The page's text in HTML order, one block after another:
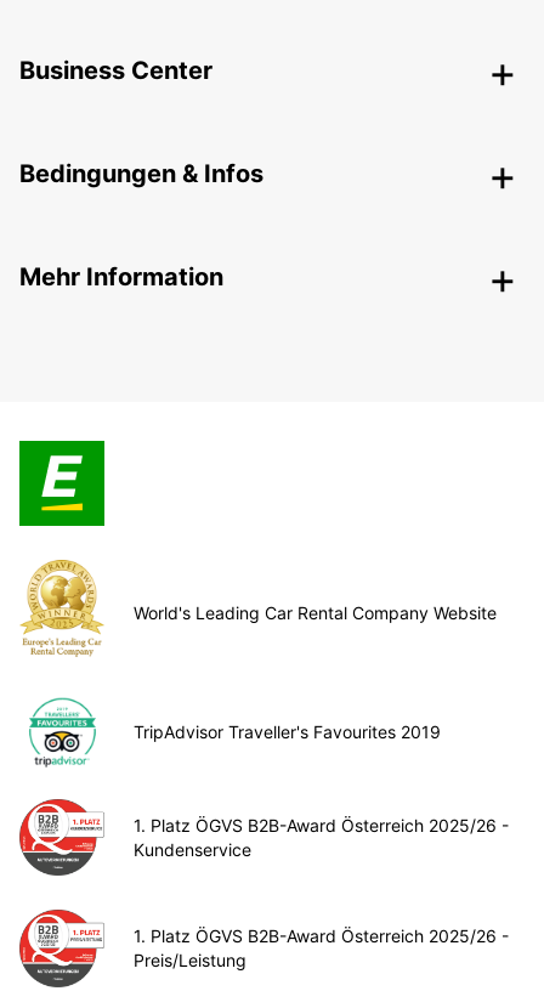
Business Center
Bedingungen & Infos
Mehr Information
World's Leading Car Rental Company Website
TripAdvisor Traveller's Favourites 2019
1. Platz ÖGVS B2B-Award Österreich 2025/26 -
Kundenservice
1. Platz ÖGVS B2B-Award Österreich 2025/26 -
Preis/Leistung